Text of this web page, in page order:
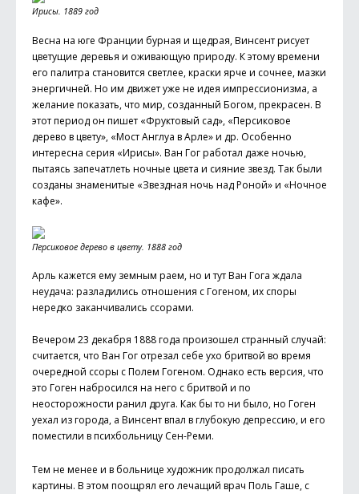
Ирисы. 1889 год
Весна на юге Франции бурная и щедрая, Винсент рисует
цветущие деревья и оживающую природу. К этому времени
его палитра становится светлее, краски ярче и сочнее, мазки
энергичней. Но им движет уже не идея импрессионизма, а
желание показать, что мир, созданный Богом, прекрасен. В
этот период он пишет «Фруктовый сад», «Персиковое
дерево в цвету», «Мост Англуа в Арле» и др. Особенно
интересна серия «Ирисы». Ван Гог работал даже ночью,
пытаясь запечатлеть ночные цвета и сияние звезд. Так были
созданы знаменитые «Звездная ночь над Роной» и «Ночное
кафе».
Персиковое дерево в цвету. 1888 год
Арль кажется ему земным раем, но и тут Ван Гога ждала
неудача: разладились отношения с Гогеном, их споры
нередко заканчивались ссорами.
Вечером 23 декабря 1888 года произошел странный случай:
считается, что Ван Гог отрезал себе ухо бритвой во время
очередной ссоры с Полем Гогеном. Однако есть версия, что
это Гоген набросился на него с бритвой и по
неосторожности ранил друга. Как бы то ни было, но Гоген
уехал из города, а Винсент впал в глубокую депрессию, и его
поместили в психбольницу Сен-Реми.
Тем не менее и в больнице художник продолжал писать
картины. В этом поощрял его лечащий врач Поль Гаше, с